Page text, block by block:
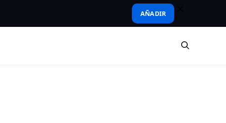
AÑADIR